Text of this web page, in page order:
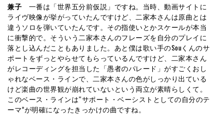
兼子 一番は「世界五分前仮説」ですね。当時、動画サイトに
ライヴ映像が挙がっていたんですけど、二家本さんは原曲とは
違うソロを弾いていたんです。その指使いとかスケールが本当
に衝撃的で。そういう二家本さんのフレーズを自分のプレイに
落とし込んだこともありました。あと僕は歌い手のSouくんのサ
ポートをずっとやらせてもらっているんですけど、二家本さん
がレコーディングを担当した「愚者のパレード」がすごくおし
ゃれなベース・ラインで、二家本さんの色がしっかり出ている
けど楽曲の世界観が崩れていないという両立が素晴らしくて。
このベース・ラインは“サポート・ベーシストとしての自分のテ
ーマ”が明確になったきっかけの曲ですね。